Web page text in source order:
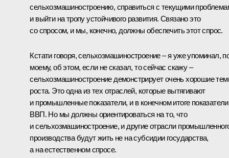
сельхозмашиностроению, справиться с текущими
и выйти на тропу устойчивого развития. Связано это
со спросом, и мы, конечно, должны обеспечить этот спрос.
Кстати говоря, сельхозмашиностроение – я уже упоминал,
моему, об этом, если не сказал, то сейчас скажу –
сельхозмашиностроение демонстрирует очень хорошие
роста. Это одна из тех отраслей, которые вытягивают
и промышленные показатели, и в конечном итоге показатели
ВВП. Но мы должны ориентироваться на то, что
и сельхозмашиностроение, и другие отрасли
производства будут жить не на субсидии государства,
а на естественном спросе.